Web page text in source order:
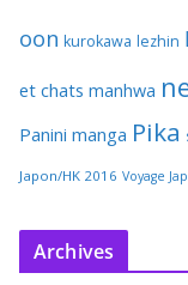
oon kurokawa lezhin
et chats manhwa
Panini manga Pika
Japon/HK 2016 Voyage
Archives